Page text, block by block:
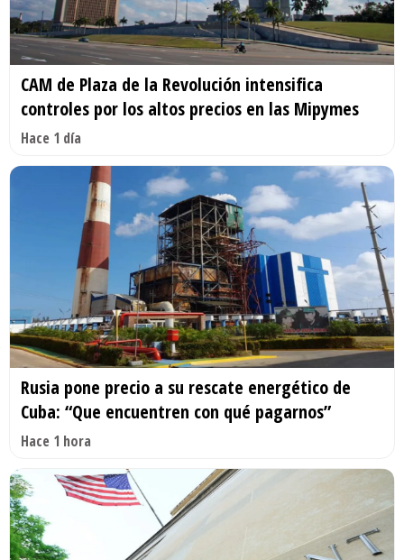
CAM de Plaza de la Revolución intensifica
controles por los altos precios en las Mipymes
Hace 1 día
Rusia pone precio a su rescate energético de
Cuba: “Que encuentren con qué pagarnos”
Hace 1 hora